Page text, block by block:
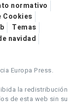
normativo
Cookies
Temas
navidad
Europa Press.
la redistribución
de esta web sin su